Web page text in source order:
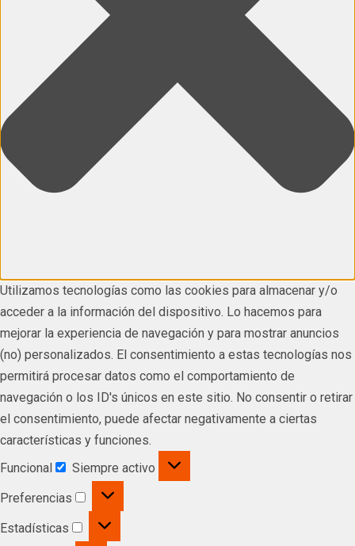
Utilizamos tecnologías como las cookies para almacenar y/o
acceder a la información del dispositivo. Lo hacemos para
mejorar la experiencia de navegación y para mostrar anuncios
(no) personalizados. El consentimiento a estas tecnologías nos
permitirá procesar datos como el comportamiento de
navegación o los ID's únicos en este sitio. No consentir o retirar
el consentimiento, puede afectar negativamente a ciertas
características y funciones.
Funcional
Siempre activo
Preferencias
Estadísticas